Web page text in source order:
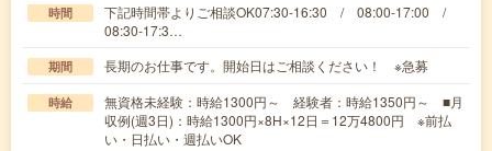
時間
下記時間帯よりご相談OK07:30-16:30 / 08:00-17:00 /
08:30-17:3…
期間 長期のお仕事です。開始日はご相談ください！ ※急募
時給
無資格未経験：時給1300円～ 経験者：時給1350円～ ■月
収例(週3日)：時給1300円×8H×12日＝12万4800円 ※前払
い・日払い・週払いOK